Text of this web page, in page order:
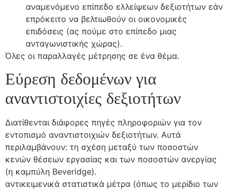
αναμενόμενο επίπεδο ελλείψεων δεξιοτήτων εάν
επρόκειτο να βελτιωθούν οι οικονομικές
επιδόσεις (ας πούμε στο επίπεδο μιας
ανταγωνιστικής χώρας).
Όλες οι παραλλαγές μέτρησης σε ένα θέμα.
Εύρεση δεδομένων για
αναντιστοιχίες δεξιοτήτων
Διατίθενται διάφορες πηγές πληροφοριών για τον
εντοπισμό αναντιστοιχιών δεξιοτήτων. Αυτά
περιλαμβάνουν: τη σχέση μεταξύ των ποσοστών
κενών θέσεων εργασίας και των ποσοστών ανεργίας
(η καμπύλη Beveridge).
αντικειμενικά στατιστικά μέτρα (όπως το μερίδιο των